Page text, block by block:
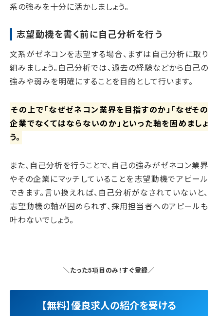
系の強みを十分に活かしましょう。
志望動機を書く前に自己分析を行う
文系がゼネコンを志望する場合、まずは自己分析に取り
組みましょう。自己分析では、過去の経験などから自己の
強みや弱みを明確にすることを目的として行います。
その上で「なぜゼネコン業界を目指すのか」「なぜその
企業でなくてはならないのか」といった軸を固めましょ
う。
また、自己分析を行うことで、自己の強みがゼネコン業界
やその企業にマッチしていることを志望動機でアピール
できます。言い換えれば、自己分析がなされていないと、
志望動機の軸が固められず、採用担当者へのアピールも
叶わないでしょう。
＼たった5項目のみ！すぐ登録／
【無料】優良求人の紹介を受ける